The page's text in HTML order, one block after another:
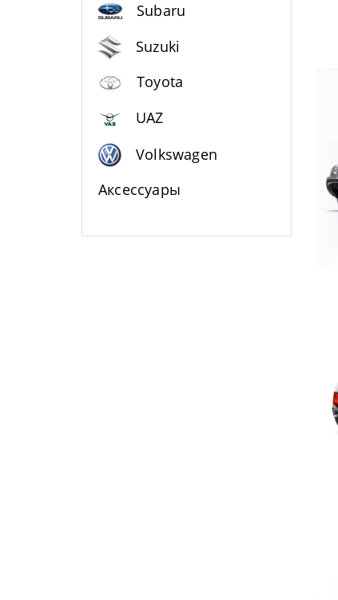
Subaru
Suzuki
Toyota
UAZ
Volkswagen
Аксессуары